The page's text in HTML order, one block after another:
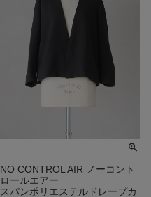
NO CONTROL AIR ノーコント
ロールエアー
スパンポリエステルドレープカ